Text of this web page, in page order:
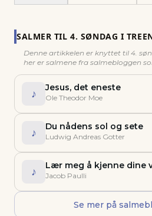
SALMER TIL4. SØNDAG I
Denne artikkelen er knyttet til 4.
her er salmene fra salmebloggen
♪ Jesus, det eneste
Ole Theodor Moe
♪ Du nådens sol og sete
Ludwig Andreas Gotter
♪ Lær meg å kjenne dine
Jacob Paulli
Se mer på